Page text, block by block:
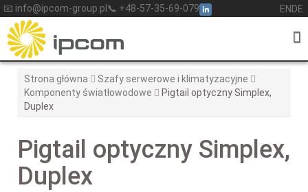
Skip
to
content
📧 info@ipcom-group.pl 📞 +48-57-35-69-079 EN DE
Strona główna
Szafy serwerowe i klimatyzacyjne
Komponenty światłowodowe
Pigtail optyczny Simplex,
Duplex
Pigtail optyczny Simplex,
Duplex